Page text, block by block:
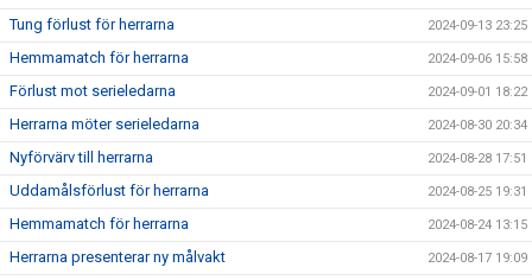
Tung förlust för herrarna 2024-09-13 23:25
Hemmamatch för herrarna 2024-09-06 15:58
Förlust mot serieledarna 2024-09-01 18:22
Herrarna möter serieledarna 2024-08-30 20:34
Nyförvärv till herrarna 2024-08-28 17:51
Uddamålsförlust för herrarna 2024-08-25 19:31
Hemmamatch för herrarna 2024-08-24 13:15
Herrarna presenterar ny målvakt 2024-08-17 19:09